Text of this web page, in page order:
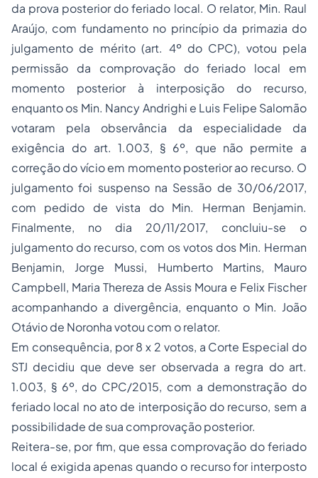
da prova posterior do feriado local. O relator, Min. Raul
Araújo, com fundamento no princípio da primazia do
julgamento de mérito (art. 4º do CPC), votou pela
permissão da comprovação do feriado local em
momento posterior à interposição do recurso,
enquanto os Min. Nancy Andrighi e Luis Felipe Salomão
votaram pela observância da especialidade da
exigência do art. 1.003, § 6º, que não permite a
correção do vício em momento posterior ao recurso. O
julgamento foi suspenso na Sessão de 30/06/2017,
com pedido de vista do Min. Herman Benjamin.
Finalmente, no dia 20/11/2017, concluiu-se o
julgamento do recurso, com os votos dos Min. Herman
Benjamin, Jorge Mussi, Humberto Martins, Mauro
Campbell, Maria Thereza de Assis Moura e Felix Fischer
acompanhando a divergência, enquanto o Min. João
Otávio de Noronha votou com o relator.
Em consequência, por 8 x 2 votos, a Corte Especial do
STJ decidiu que deve ser observada a regra do art.
1.003, § 6º, do CPC/2015, com a demonstração do
feriado local no ato de interposição do recurso, sem a
possibilidade de sua comprovação posterior.
Reitera-se, por fim, que essa comprovação do feriado
local é exigida apenas quando o recurso for interposto